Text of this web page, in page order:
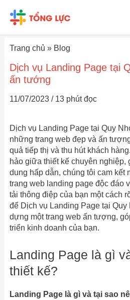
dung
Trang chủ » Blog
Dịch vụ Landing Page tại
ấn tướng
11/07/2023 / 13 phút đọc
Dịch vụ Landing Page tại Quy
những trang web đẹp và ấn
quả tiếp thị và thu hút khách
hảo giữa thiết kế chuyên nghiệp,
dung hấp dẫn, chúng tôi cam kết
trang web landing page độc đáo
tải thông điệp của bạn một cách
để Dịch vụ Landing Page tại
dựng một trang web ấn tượng,
triển kinh doanh của bạn.
Landing Page là gì
thiết kế?
Landing Page là gì và tại sao